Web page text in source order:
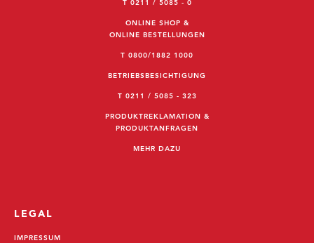
T 0211 / 5085 - 0
ONLINE SHOP &
ONLINE BESTELLUNGEN
T 0800/1882 1000
BETRIEBSBESICHTIGUNG
T 0211 / 5085 - 323
PRODUKTREKLAMATION &
PRODUKTANFRAGEN
MEHR DAZU
LEGAL
IMPRESSUM